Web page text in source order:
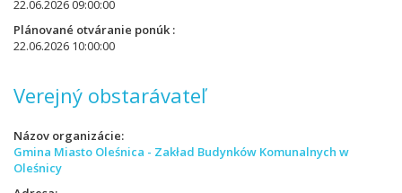
22.06.2026 09:00:00
Plánované otváranie ponúk
22.06.2026 10:00:00
Verejný obstarávateľ
Názov organizácie
Gmina Miasto Oleśnica - Zakład Budynków Komunalnych w
Oleśnicy